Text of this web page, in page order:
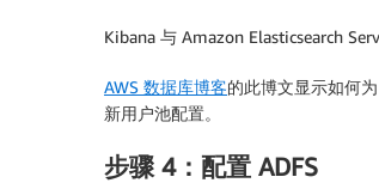
Kibana 与 Amazon Elasticsearch
AWS 数据库博客的此博文显示如何
新用户池配置。
步骤 4：配置 ADFS